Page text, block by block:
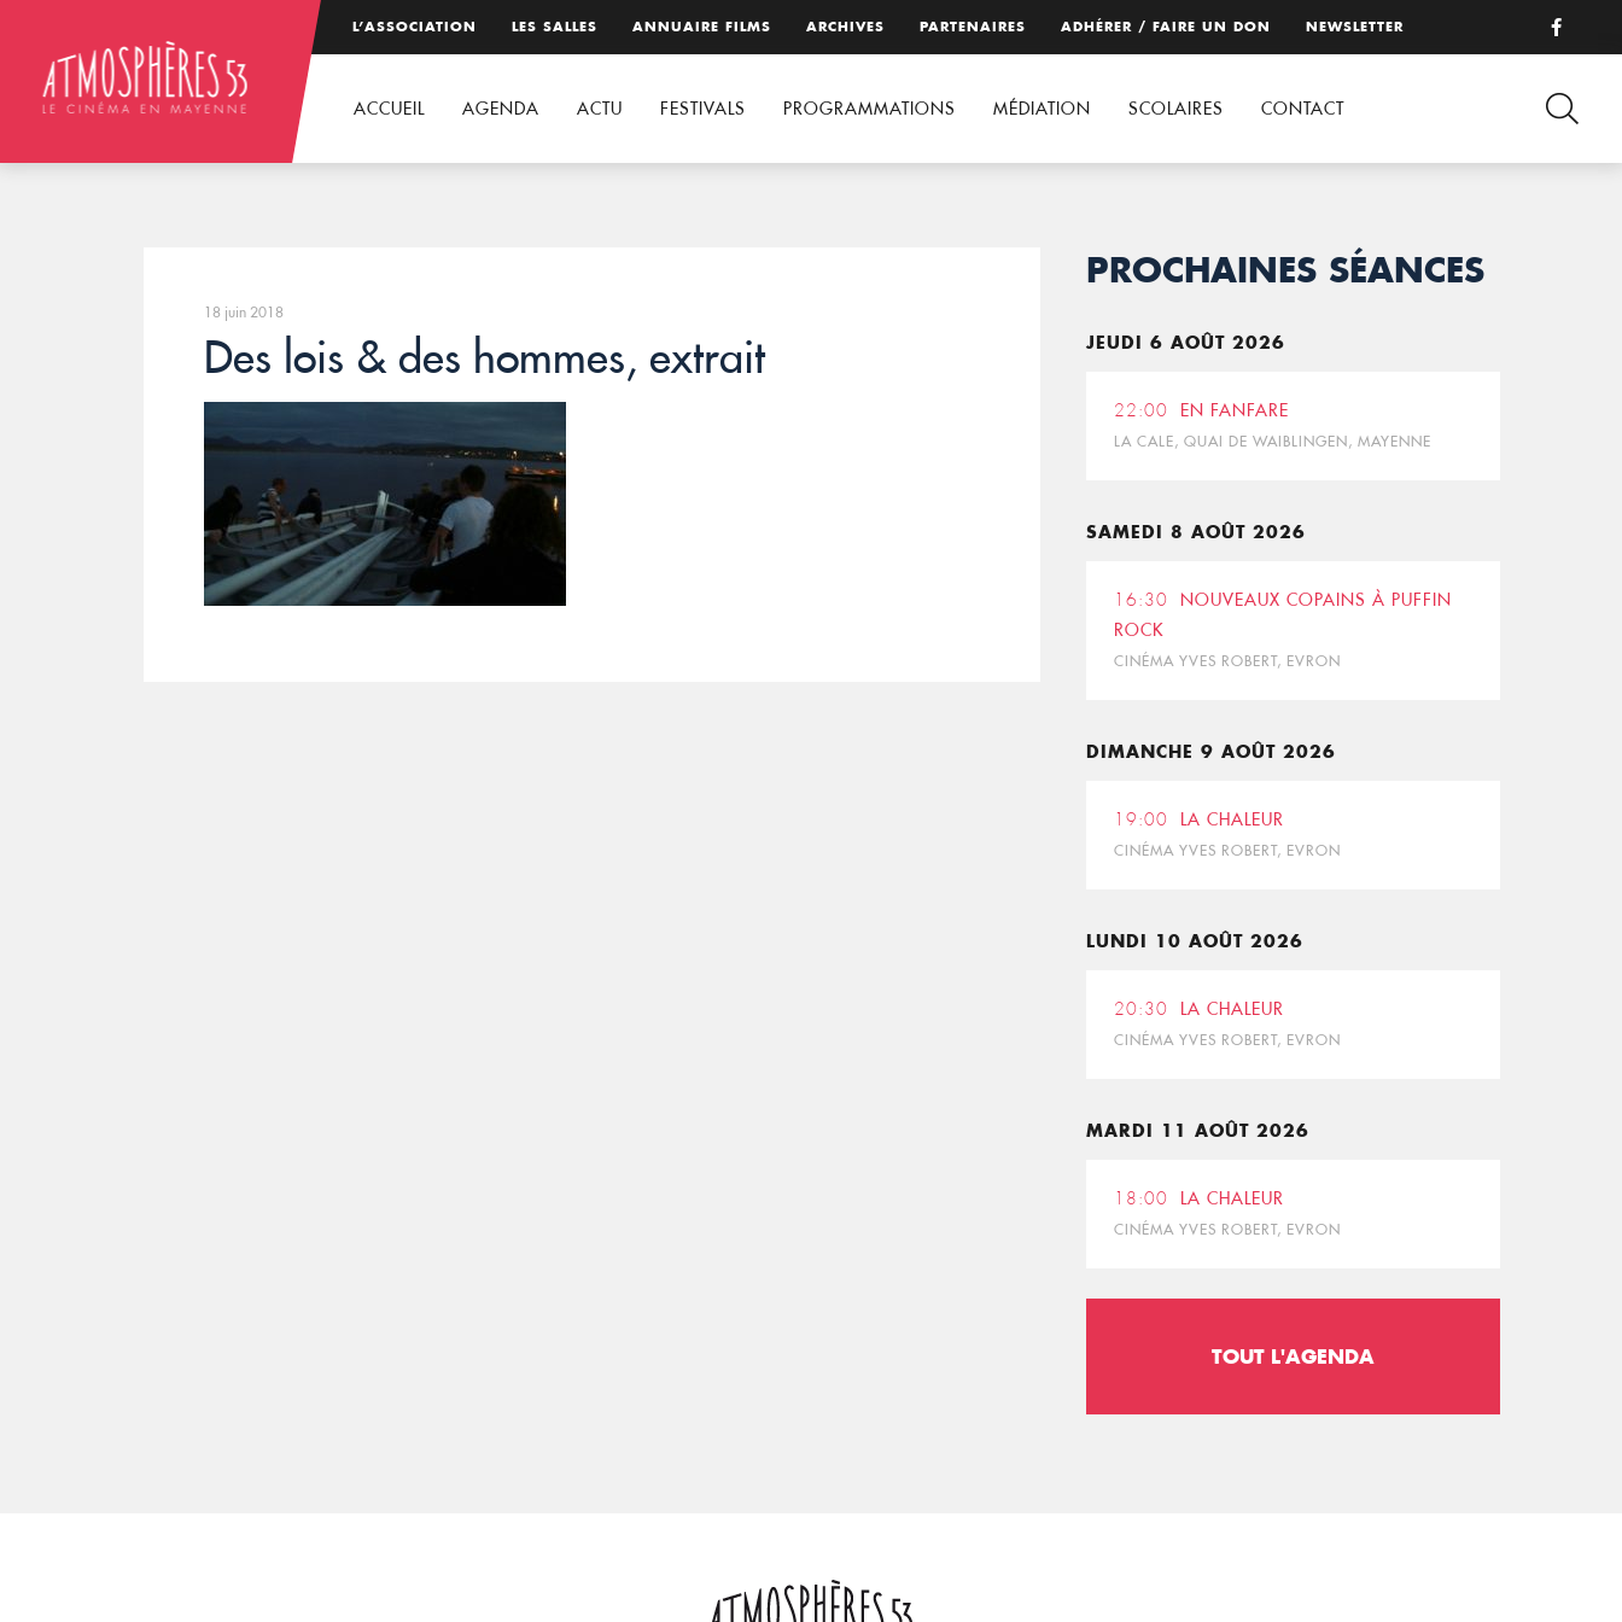
L’ASSOCIATION LES SALLES ANNUAIRE FILMS ARCHIVES PARTENAIRES ADHÉRER / FAIRE UN DON NEWSLETTER
ACCUEIL AGENDA ACTU FESTIVALS PROGRAMMATIONS MÉDIATION SCOLAIRES CONTACT
18 juin 2018
Des lois & des hommes, extrait
PROCHAINES SÉANCES
JEUDI 6 AOÛT 2026
22:00 EN FANFARE
LA CALE, QUAI DE WAIBLINGEN, MAYENNE
SAMEDI 8 AOÛT 2026
16:30
NOUVEAUX COPAINS À PUFFIN
ROCK
CINÉMA YVES ROBERT, EVRON
DIMANCHE 9 AOÛT 2026
19:00 LA CHALEUR
CINÉMA YVES ROBERT, EVRON
LUNDI 10 AOÛT 2026
20:30 LA CHALEUR
CINÉMA YVES ROBERT, EVRON
MARDI 11 AOÛT 2026
18:00 LA CHALEUR
CINÉMA YVES ROBERT, EVRON
TOUT L'AGENDA